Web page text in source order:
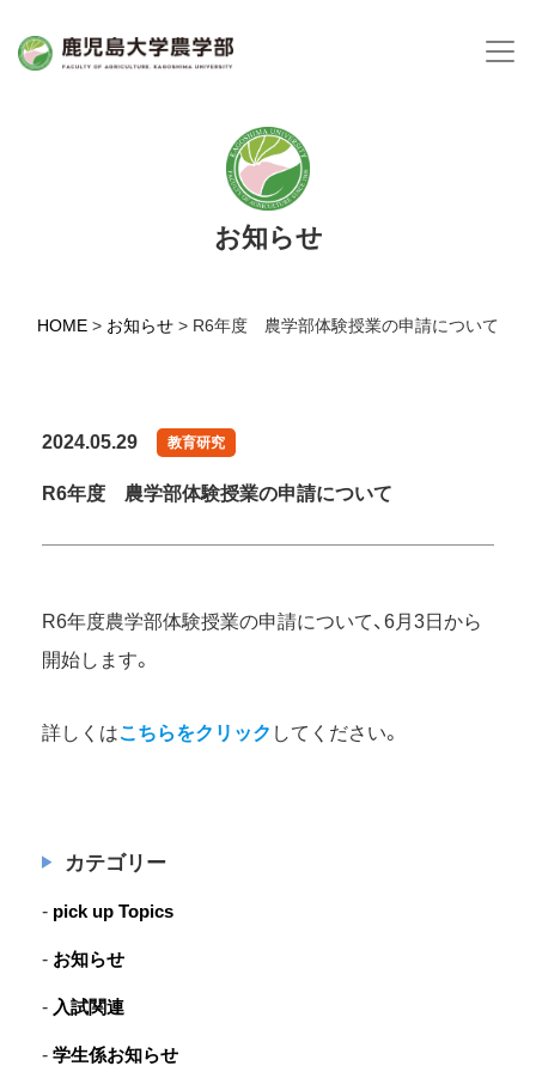
お知らせ
HOME > お知らせ > R6年度 農学部体験授業の申請について
2024.05.29 教育研究
R6年度 農学部体験授業の申請について
R6年度農学部体験授業の申請について、6月3日から
開始します。
詳しくはこちらをクリック してください。
カテゴリー
pick up Topics
お知らせ
入試関連
学生係お知らせ